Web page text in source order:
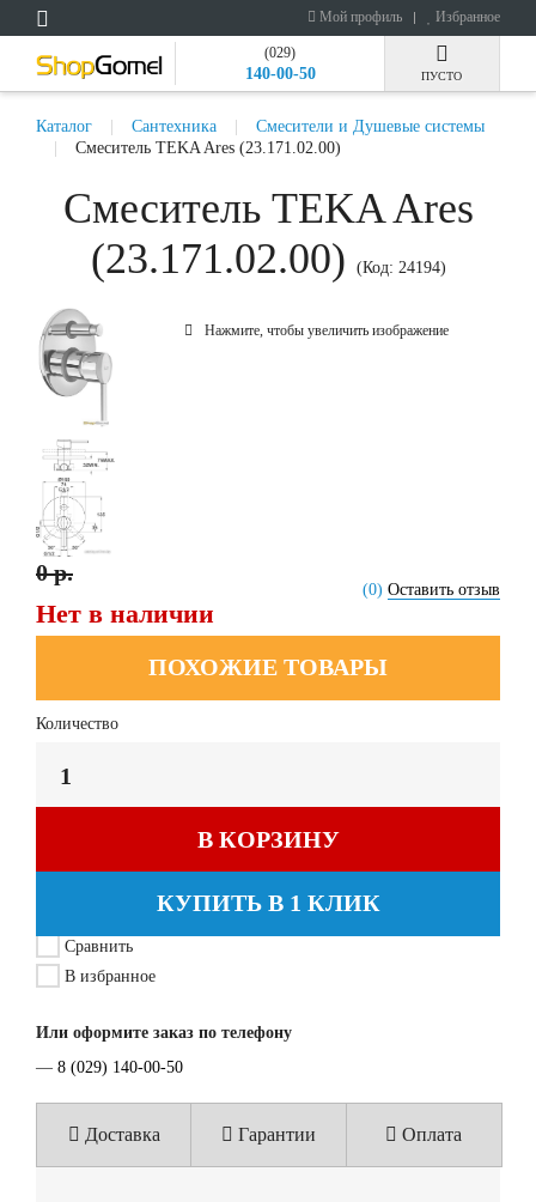
Мой профиль Избранное
(029)
140-00-50 ПУСТО
Каталог Сантехника
Смесители и Душевые системы
Смеситель TEKA Ares (23.171.02.00)
Смеситель TEKA Ares
(23.171.02.00)
(Код: 24194)
Нажмите, чтобы увеличить изображение
(0) Оставить отзыв
0 р.
Нет в наличии
ПОХОЖИЕ ТОВАРЫ
Количество
В КОРЗИНУ
КУПИТЬ В 1 КЛИК
Сравнить
В избранное
Или оформите заказ по телефону
— 8 (029) 140-00-50
Доставка Гарантии Оплата